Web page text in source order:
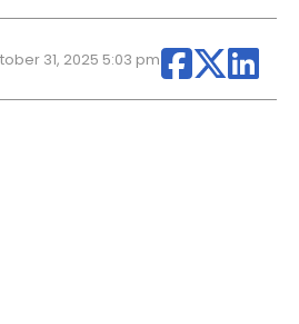
31, 2025 5:03 pm